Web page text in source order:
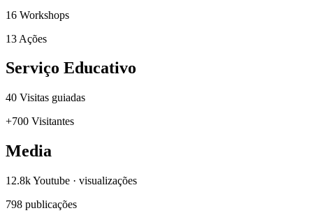
16 Workshops
13 Ações
Serviço Educativo
40 Visitas guiadas
+700 Visitantes
Media
12.8kYoutube · visualizações
798 publicações